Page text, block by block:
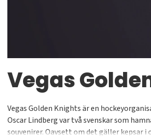
Vegas
Vegas Golden Knights är en
Oscar Lindberg var två svenskar som
souvenirer. Oavsett om det gäller kepsar